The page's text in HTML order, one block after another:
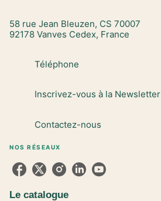
58 rue Jean Bleuzen, CS 70007
92178 Vanves Cedex, France
Téléphone
Inscrivez-vous à la Newsletter
Contactez-nous
NOS RÉSEAUX
Le catalogue